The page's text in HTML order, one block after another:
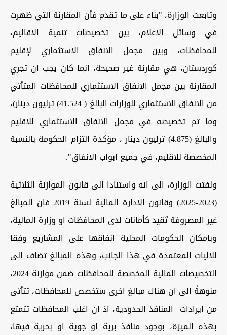
وتابعت الوزارة، "بناء على ما تقدم فأن المقارنة التي ظهرت
في وسائل الاعلام، بين تخصيصات تنمية الاقاليم،
للمحافظات، وبين مجمل الانفاق الاستثماري لإقليم
كوردستان، هي مقارنة غير صحيحة، انما كان يجب ان تجري
المقارنة بين مجمل الانفاق الاستثماري للمحافظات المتأتي
من الانفاق الاستثماري للوزارات البالغ ( 41.524) ترليون دينار)،
وما تم تخصيصه في مجمل الانفاق الاستثماري للاقليم
والبالغ (4.875) ترليون دينار ، مؤكدة التزام الحكومة بالنسبة
المخصصة للاقليم، في جميع ابواب الانفاق".
ولفتت الوزارة، الى انه واستنادا الى قانون الموازنة الثلاثية
(2023-2025) وقانون الادارة المالية لسنة 2019 فان المبالغ
غير المصروفة تُقيد كأمانات لدى المحافظات او وزارة المالية،
وبامكان الحكومات المحلية انفاقها على المشاريع وفقا
للاليات المعتمدة في هذا الجانب، وهذه المبالغ تضاف الى
التخصيصات المالية المخصصة للمحافظات ضمن موازنة 2024،
منوهةً الى ان هناك مبالغ اخرى ستخصص للمحافظات، تتأتى
من ايرادات المنافذ الحدودية، اذ ان اغلب المحافظات تتمتع
بهذه الميزة، بوجود منافذ برية او جوية او بحرية فيها،